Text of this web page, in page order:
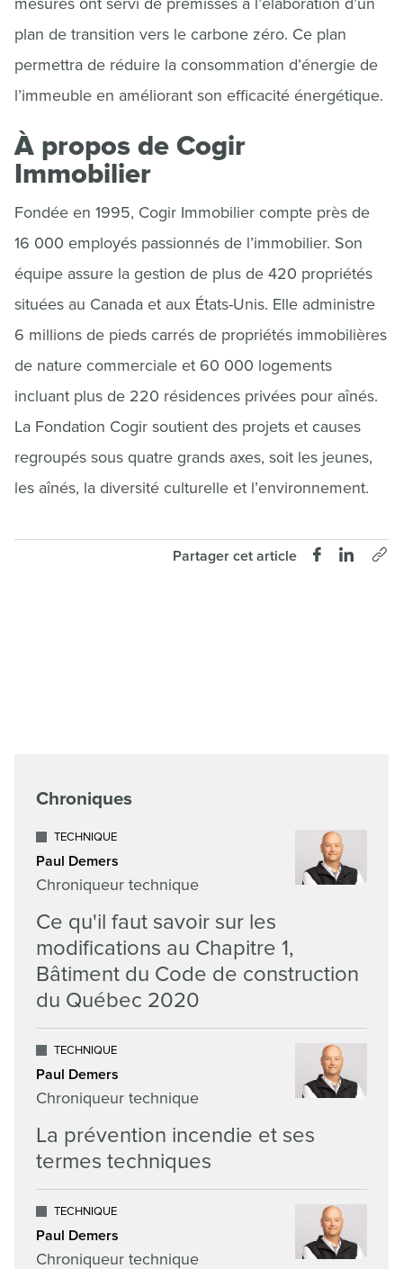
plan de transition vers le carbone zéro. Ce plan
permettra de réduire la consommation d’énergie de
l’immeuble en améliorant son efficacité énergétique.
À propos de Cogir
Immobilier
Fondée en 1995, Cogir Immobilier compte près de
16 000 employés passionnés de l’immobilier. Son
équipe assure la gestion de plus de 420 propriétés
situées au Canada et aux États-Unis. Elle administre
6 millions de pieds carrés de propriétés immobilières
de nature commerciale et 60 000 logements
incluant plus de 220 résidences privées pour aînés.
La Fondation Cogir soutient des projets et causes
regroupés sous quatre grands axes, soit les jeunes,
les aînés, la diversité culturelle et l’environnement.
Partager cet article
Chroniques
TECHNIQUE
Paul Demers
Chroniqueur technique
Ce qu'il faut savoir sur les
modifications au Chapitre 1,
Bâtiment du Code de construction
du Québec 2020
TECHNIQUE
Paul Demers
Chroniqueur technique
La prévention incendie et ses
termes techniques
TECHNIQUE
Paul Demers
Chroniqueur technique